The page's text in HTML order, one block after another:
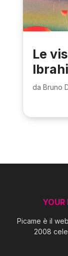
Le
da Bruno
YOUR
Picame è il
2008